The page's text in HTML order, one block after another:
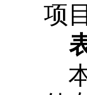
项目